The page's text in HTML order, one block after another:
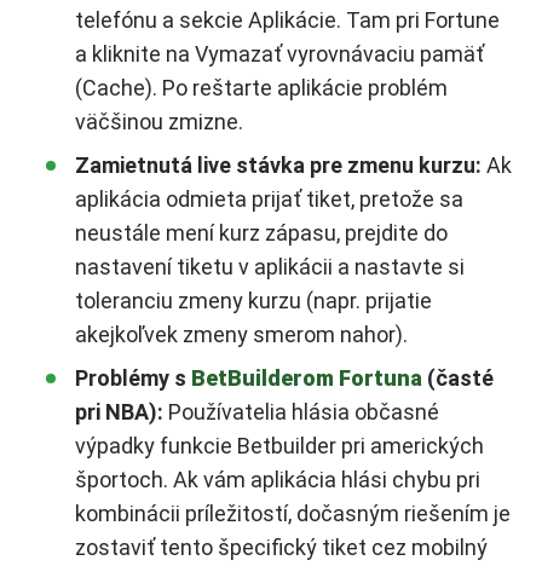
telefónu a sekcie Aplikácie. Tam pri Fortune
a kliknite na Vymazať vyrovnávaciu pamäť
(Cache). Po reštarte aplikácie problém
väčšinou zmizne.
Zamietnutá live stávka pre zmenu kurzu: Ak
aplikácia odmieta prijať tiket, pretože sa
neustále mení kurz zápasu, prejdite do
nastavení tiketu v aplikácii a nastavte si
toleranciu zmeny kurzu (napr. prijatie
akejkoľvek zmeny smerom nahor).
Problémy s BetBuilderom Fortuna (časté
pri NBA): Používatelia hlásia občasné
výpadky funkcie Betbuilder pri amerických
športoch. Ak vám aplikácia hlási chybu pri
kombinácii príležitostí, dočasným riešením je
zostaviť tento špecifický tiket cez mobilný